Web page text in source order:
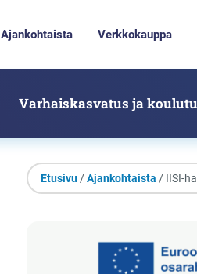
Ajankohtaista Verkkokauppa
Varhaiskasvatus ja
Etusivu/Ajankohtaista / IISI-